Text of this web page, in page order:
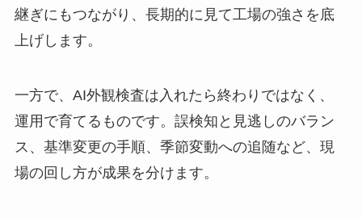
継ぎにもつながり、長期的に見て工場の強さを底
上げします。
一方で、AI外観検査は入れたら終わりではなく、
運用で育てるものです。誤検知と見逃しのバラン
ス、基準変更の手順、季節変動への追随など、現
場の回し方が成果を分けます。